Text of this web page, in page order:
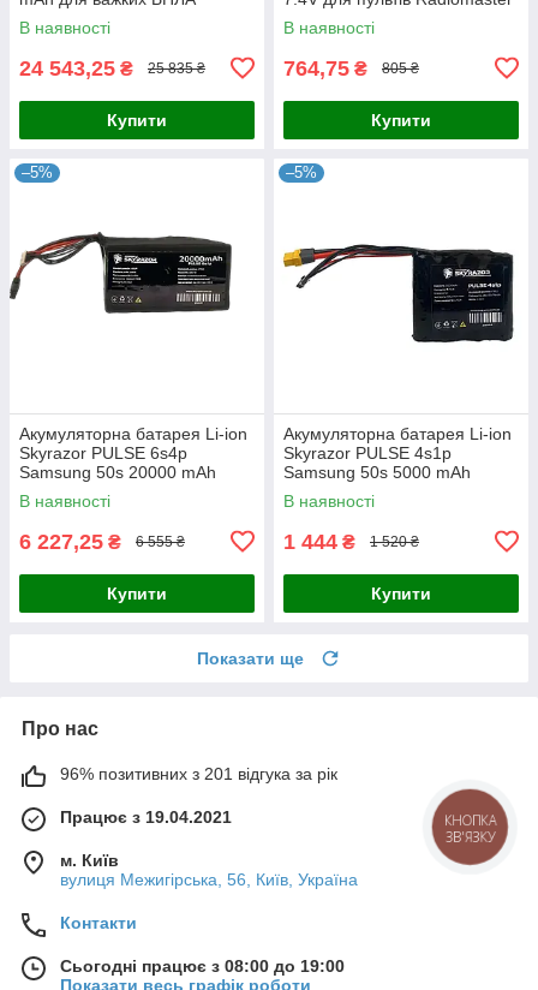
Vampire / «Баба Яга»
(Samsung 21700-50S, 6AWG,
В наявності
24 543,25 ₴ 25 835 ₴
Купити
(TX16S, TX12, Boxer)
В наявності
764,75 ₴ 805 ₴
Купити
–5%
Акумуляторна батарея Li-ion
Skyrazor PULSE 6s4p
Samsung 50s 20000 mAh
спарка INR21700
В наявності
6 227,25 ₴ 6 555 ₴
Купити
–5%
Акумуляторна батарея Li-ion
Skyrazor PULSE 4s1p
Samsung 50s 5000 mAh
спарка INR21700
В наявності
1 444 ₴ 1 520 ₴
Купити
Показати ще
Про нас
96% позитивних з 201 відгука за рік
Працює з 19.04.2021
м. Київ
вулиця Межигірська, 56, Київ, Україна
Контакти
Сьогодні працює з 08:00 до 19:00
Показати весь графік роботи
КНОПКА
ЗВ'ЯЗКУ